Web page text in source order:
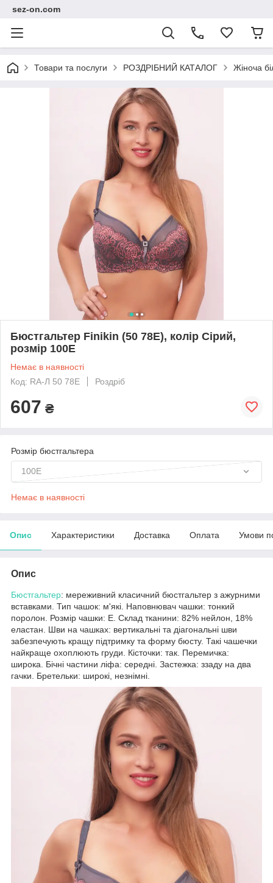
sez-on.com
Товари та послуги РОЗДРІБНИЙ КАТАЛОГ Жіноча
Бюстгальтер Finikin (50 78E), колір Сірий,
розмір 100E
Немає в наявності
Код: RA-Л 50 78E
Роздріб
607 ₴
Розмір бюстгальтера
100E
Немає в наявності
Опис Характеристики Доставка Оплата Умови
Опис
Бюстгальтер: мереживний класичний бюстгальтер з ажурними
вставками. Тип чашок: м'які. Наповнювач чашки: тонкий
поролон. Розмір чашки: E. Склад тканини: 82% нейлон, 18%
еластан. Шви на чашках: вертикальні та діагональні шви
забезпечують кращу підтримку та форму бюсту. Такі чашечки
найкраще охоплюють груди. Кісточки: так. Перемичка:
широка. Бічні частини ліфа: середні. Застежка: ззаду на два
гачки. Бретельки: широкі, незнімні.